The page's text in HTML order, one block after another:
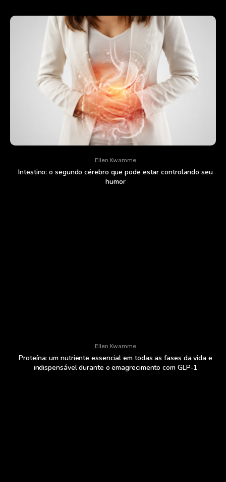
Ellen Kwamme
Intestino: o segundo cérebro que pode estar controlando seu
humor
Ellen Kwamme
Proteína: um nutriente essencial em todas as fases da vida e
indispensável durante o emagrecimento com GLP-1